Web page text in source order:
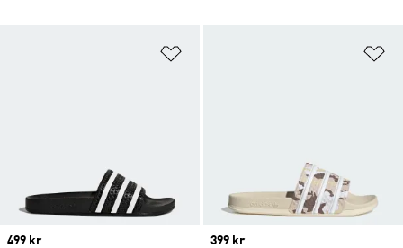
Price
499 kr
Price
399 kr